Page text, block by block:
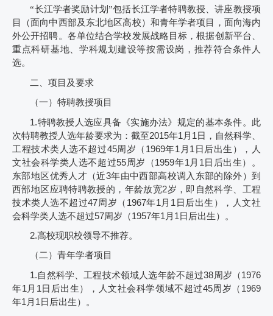
“长江学者奖励计划”包括长江学者特聘教授、讲座教授项
目（面向中西部及东北地区高校）和青年学者项目，面向海内
外公开招聘。各单位结合学校发展战略目标，根据创新平台、
重点科研基地、学科规划建设等按需设岗，推荐符合条件人
选。
二、项目及要求
（一）特聘教授项目
1.特聘教授人选应具备《实施办法》规定的基本条件。此
次特聘教授人选年龄要求为：截至2015年1 月 1日，自然科学、
工程技术类人选不超过45周岁（ 1969年1 月 1 日后出生），人
文社会科学类人选不超过55周岁（1959年1 月 1日后出生）。
东部地区优秀人才（近3年由中西部高校调入东部的除外）到
西部地区应聘特聘教授的，年龄放宽2岁，即自然科学、工程
技术类人选不超过47周岁（ 1967年1 月 1 日后出生），人文社
会科学类人选不超过57周岁（1957年1 月 1日后出生）。
2.高校现职校领导不推荐。
（二）青年学者项目
1.自然科学、工程技术领域人选年龄不超过38周岁（1976
年1 月 1 日后出生），人文社会科学领域不超过45周岁（ 1969
年1 月 1 日后出生）。